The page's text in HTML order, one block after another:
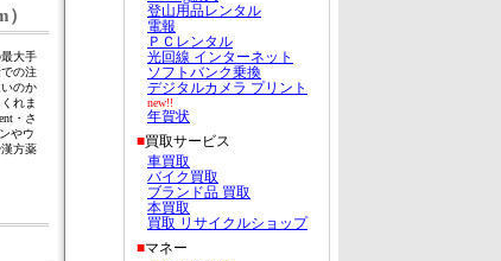
大手
の注
のか
れま
・さ
やウ
方薬